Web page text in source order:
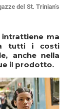
del St. Trinian’s
intrattiene ma
a tutti i costi
anche nella
il prodotto.